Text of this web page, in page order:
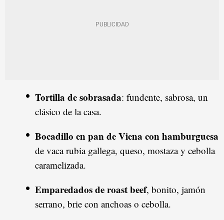
Tortilla de sobrasada: fundente, sabrosa, un
clásico de la casa.
Bocadillo en pan de Viena con hamburguesa
de vaca rubia gallega, queso, mostaza y cebolla
caramelizada.
Emparedados de roast beef, bonito, jamón
serrano, brie con anchoas o cebolla.